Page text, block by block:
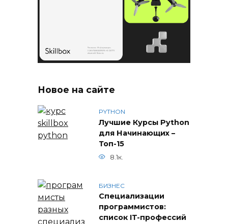
Новое на сайте
PYTHON
Лучшие Курсы Python
для Начинающих –
Топ-15
8.1к.
БИЗНЕС
Специализации
программистов:
список IT-профессий